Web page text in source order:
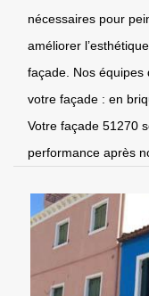
nécessaires pour
améliorer
façade. Nos
votre façade : en
Votre façade 51270
performance après